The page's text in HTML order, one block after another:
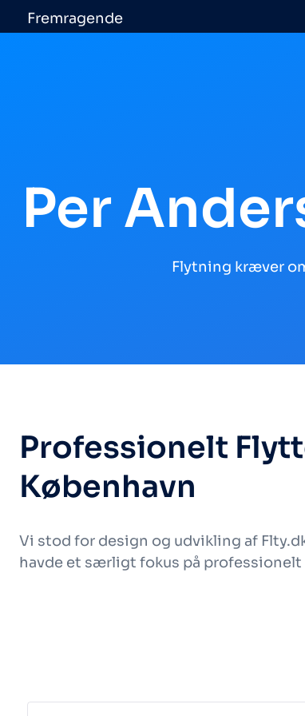
Fremragende
Per
Flytning kræver
Professionelt
København
Vi stod for design og udvikling af
havde et særligt fokus på professionelt